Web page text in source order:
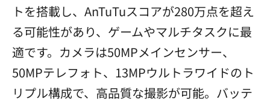
トを搭載し、AnTuTuスコアが280万点を超え
る可能性があり、ゲームやマルチタスクに最
適です。カメラは50MPメインセンサー、
50MPテレフォト、13MPウルトラワイドのト
リプル構成で、高品質な撮影が可能。バッテ